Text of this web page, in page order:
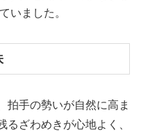
いました。
拍手の勢いが自然に高ま
るざわめきが心地よく、